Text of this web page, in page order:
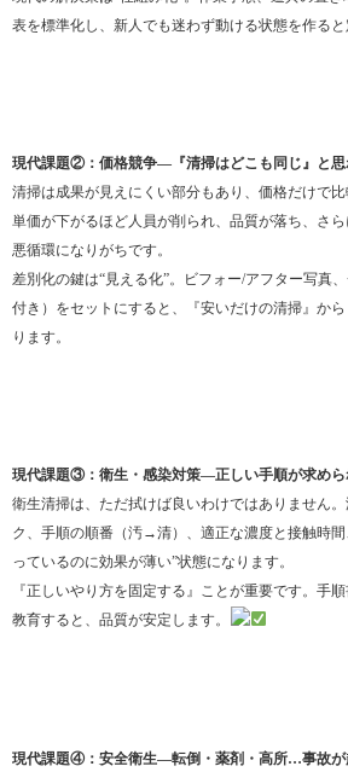
表を標準化し、新人でも迷わず動ける状態を作ると
現代課題②：価格競争—『清掃はどこも同じ』と思
清掃は成果が見えにくい部分もあり、価格だけで比
単価が下がるほど人員が削られ、品質が落ち、さ
悪循環になりがちです。
差別化の鍵は“見える化”。ビフォー/アフター写真
付き）をセットにすると、『安いだけの清掃』か
ります。
現代課題③：衛生・感染対策—正しい手順が求めら
衛生清掃は、ただ拭けば良いわけではありません
ク、手順の順番（汚→清）、適正な濃度と接触時
っているのに効果が薄い”状態になります。
『正しいやり方を固定する』ことが重要です。手
教育すると、品質が安定します。
現代課題④：安全衛生—転倒・薬剤・高所…事故が